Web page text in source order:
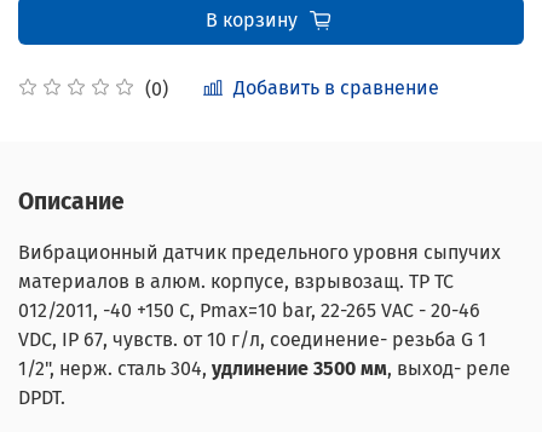
(0) Добавить в сравнение
В корзину
Описание
Вибрационный датчик предельного уровня сыпучих
материалов в алюм. корпусе, взрывозащ. ТР ТС
012/2011, -40 +150 С, Pmax=10 bar, 22-265 VAC - 20-46
VDC, IP 67, чувств. от 10 г/л, соединение- резьба G 1
1/2", нерж. сталь 304, удлинение 3500 мм, выход- реле
DPDT.